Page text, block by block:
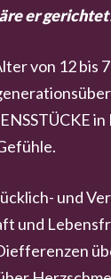
er
von 12 bis
und
und